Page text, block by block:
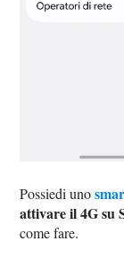
Possiedi uno
attivare il 4G su
come fare.